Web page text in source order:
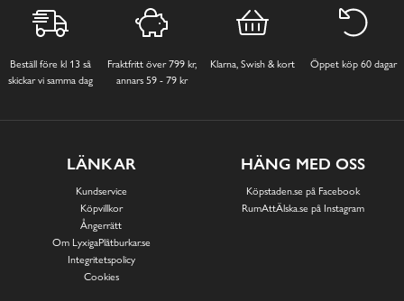
Beställ före kl 13 så
skickar vi samma dag
Fraktfritt över 799 kr,
annars 59 - 79 kr
Klarna, Swish & kort Öppet köp 60 dagar
LÄNKAR
Kundservice
Köpvillkor
Ångerrätt
Om LyxigaPlåtburkar.se
Integritetspolicy
Cookies
HÄNG MED OSS
Köpstaden.se på Facebook
RumAttÄlska.se på Instagram